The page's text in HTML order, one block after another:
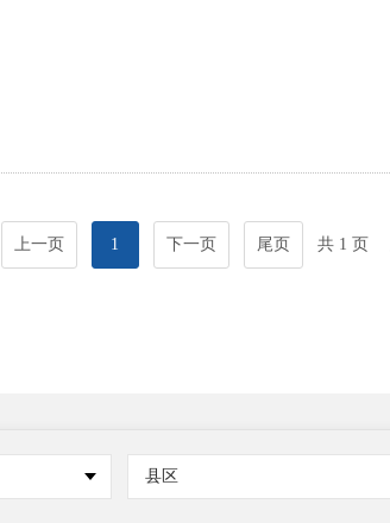
上一页 1 下一页 尾页 共 1 页
县区